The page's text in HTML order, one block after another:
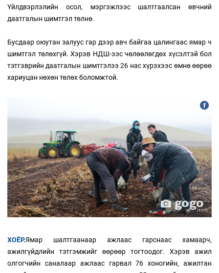
Үйлдвэрлэлийн осол, мэргэжлээс шалтгаалсан өвчний
даатгалын шимтгэл төлнө.
Бусдаар оюутан залуус гар дээр авч байгаа цалингаас ямар ч
шимтгэл төлөхгүй. Хэрэв НДШ-ээс чөлөөлөгдөх хүсэлтэй бол
тэтгэврийн даатгалын шимтгэлээ 26 нас хүрэхээс өмнө өөрөө
хариуцан нөхөн төлөх боломжтой.
ХОЁР.Ямар шалтгаанаар ажлаас гарснаас хамаарч,
ажилгүйдлийн тэтгэмжийг өөрөөр тогтоодог. Хэрэв ажил
олгогчийн саналаар ажлаас гарвал 76 хоногийн, ажилтан